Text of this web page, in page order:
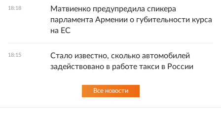
18:18
Матвиенко предупредила спикера
парламента Армении о губительности курса
на ЕС
18:15
Стало известно, сколько автомобилей
задействовано в работе такси в России
Все новости